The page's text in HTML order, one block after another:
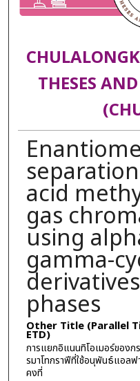
THESES
acid
gas
using
gamma-
phases
Other Title (Parallel
ETD)
การแยกอิแนนทิโอเมอร์ของก
รมาโทกราฟีที่ใช้อนุพันธ์แอลฟ
คงที่